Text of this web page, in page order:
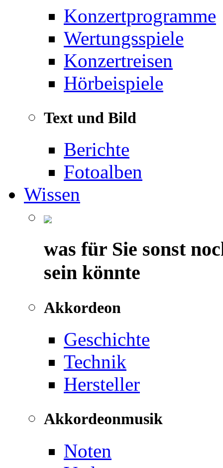
Konzertprogramme
Wertungsspiele
Konzertreisen
Hörbeispiele
Text und Bild
Berichte
Fotoalben
Wissen
was für Sie sonst
sein könnte
Akkordeon
Geschichte
Technik
Hersteller
Akkordeonmusik
Noten